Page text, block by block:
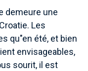
demeure une
Les
qu"en été, et bien
envisageables,
sourit, il est